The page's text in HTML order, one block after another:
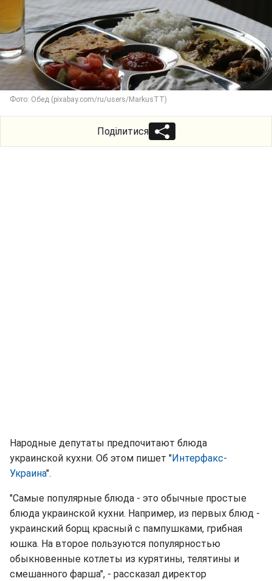
Фото: Обед (pixabay.com/ru/users/MarkusTT)
Поділитися
Народные депутаты предпочитают блюда
украинской кухни. Об этом пишет "Интерфакс-
Украина".
"Самые популярные блюда - это обычные простые
блюда украинской кухни. Например, из первых блюд -
украинский борщ красный с пампушками, грибная
юшка. На второе пользуются популярностью
обыкновенные котлеты из курятины, телятины и
смешанного фарша", - рассказал директор